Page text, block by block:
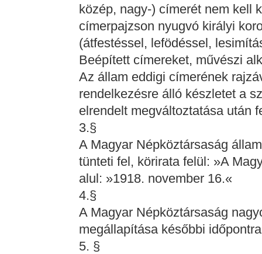
közép, nagy-) címerét nem kell
címerpajzson nyugvó királyi
(átfestéssel, lefödéssel,
Beépített címereket, művészi
Az állam eddigi címerének
rendelkezésre álló készletet a
elrendelt megváltoztatása után
3.§
A Magyar Népköztársaság
tünteti fel, körirata felül: »A
alul: »1918. november 16.«
4.§
A Magyar Népköztársaság
megállapítása későbbi
5. §